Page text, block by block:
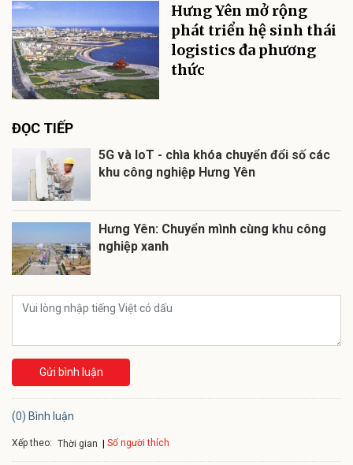
Hưng Yên mở rộng
phát triển hệ sinh thái
logistics đa phương
thức
ĐỌC TIẾP
5G và IoT - chìa khóa chuyển đổi số các
khu công nghiệp Hưng Yên
Hưng Yên: Chuyển mình cùng khu công
nghiệp xanh
Gửi bình luận
(0) Bình luận
Xếp theo: Thời gian Số người thích